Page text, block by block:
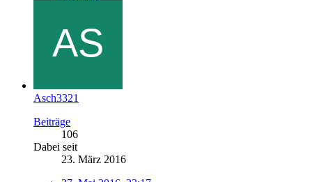
Asch3321
Beiträge
106
Dabei seit
23. März 2016